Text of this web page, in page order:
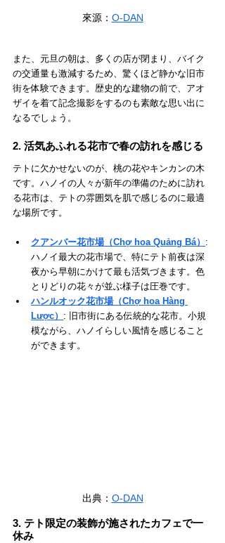
來源： O-DAN
また、元旦の朝は、多くの店が閉まり、バイク
の交通量も激減するため、驚くほど静かな旧市
街を体験できます。歴史的な建物の前で、アオ
ザイを着て記念撮影をするのも素敵な思い出に
なるでしょう。
2. 活気あふれる花市で春の訪れを感じる
テトに欠かせないのが、桃の花やキンカンの木
です。ハノイの人々が新年の準備のために訪れ
る花市は、テトの雰囲気を肌で感じるのに最適
な場所です。
クアンバー花市場（Chợ hoa Quảng Bá） :
ハノイ最大の花市場で、特にテト前夜は深
夜から早朝にかけて最も活気づきます。色
とりどりの花々が並ぶ様子は圧巻です。
ハンルオック花市場（Chợ hoa Hàng
Lược） : 旧市街にある伝統的な花市。小規
模ながら、ハノイらしい風情を感じること
ができます。
出典： O-DAN
3. テト限定の装飾が施されたカフェで一
休み